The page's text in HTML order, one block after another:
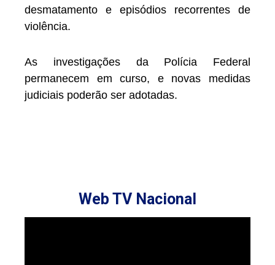
desmatamento e episódios recorrentes de
violência.
As investigações da Polícia Federal
permanecem em curso, e novas medidas
judiciais poderão ser adotadas.
Web TV Nacional